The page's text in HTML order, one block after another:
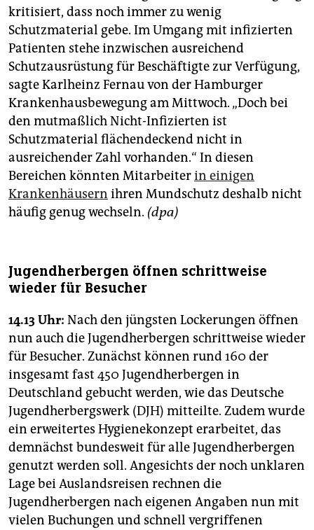
kritisiert, dass noch immer zu wenig
Schutzmaterial gebe. Im Umgang mit infizierten
Patienten stehe inzwischen ausreichend
Schutzausrüstung für Beschäftigte zur Verfügung,
sagte Karlheinz Fernau von der Hamburger
Krankenhausbewegung am Mittwoch. „Doch bei
den mutmaßlich Nicht-Infizierten ist
Schutzmaterial flächendeckend nicht in
ausreichender Zahl vorhanden.“ In diesen
Bereichen könnten Mitarbeiterin einigen
Krankenhäusern ihren Mundschutz deshalb nicht
häufig genug wechseln. (dpa)
Jugendherbergen öffnen schrittweise
wieder für Besucher
14.13 Uhr: Nach den jüngsten Lockerungen öffnen
nun auch die Jugendherbergen schrittweise wieder
für Besucher. Zunächst können rund 160 der
insgesamt fast 450 Jugendherbergen in
Deutschland gebucht werden, wie das Deutsche
Jugendherbergswerk (DJH) mitteilte. Zudem wurde
ein erweitertes Hygienekonzept erarbeitet, das
demnächst bundesweit für alle Jugendherbergen
genutzt werden soll. Angesichts der noch unklaren
Lage bei Auslandsreisen rechnen die
Jugendherbergen nach eigenen Angaben nun mit
vielen Buchungen und schnell vergriffenen